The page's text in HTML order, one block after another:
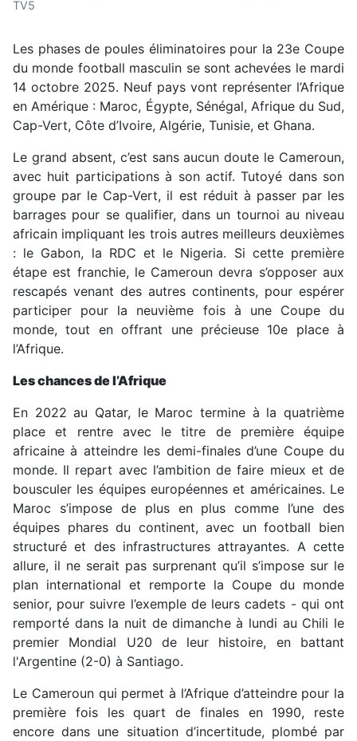
TV5
Les phases de poules éliminatoires pour la 23e Coupe
du monde football masculin se sont achevées le mardi
14 octobre 2025. Neuf pays vont représenter l’Afrique
en Amérique : Maroc, Égypte, Sénégal, Afrique du Sud,
Cap-Vert, Côte d’Ivoire, Algérie, Tunisie, et Ghana.
Le grand absent, c’est sans aucun doute le Cameroun,
avec huit participations à son actif. Tutoyé dans son
groupe par le Cap-Vert, il est réduit à passer par les
barrages pour se qualifier, dans un tournoi au niveau
africain impliquant les trois autres meilleurs deuxièmes
: le Gabon, la RDC et le Nigeria. Si cette première
étape est franchie, le Cameroun devra s’opposer aux
rescapés venant des autres continents, pour espérer
participer pour la neuvième fois à une Coupe du
monde, tout en offrant une précieuse 10e place à
l’Afrique.
Les chances de l’Afrique
En 2022 au Qatar, le Maroc termine à la quatrième
place et rentre avec le titre de première équipe
africaine à atteindre les demi-finales d’une Coupe du
monde. Il repart avec l’ambition de faire mieux et de
bousculer les équipes européennes et américaines. Le
Maroc s’impose de plus en plus comme l’une des
équipes phares du continent, avec un football bien
structuré et des infrastructures attrayantes. A cette
allure, il ne serait pas surprenant qu’il s’impose sur le
plan international et remporte la Coupe du monde
senior, pour suivre l’exemple de leurs cadets - qui ont
remporté dans la nuit de dimanche à lundi au Chili le
premier Mondial U20 de leur histoire, en battant
l'Argentine (2-0) à Santiago.
Le Cameroun qui permet à l’Afrique d’atteindre pour la
première fois les quart de finales en 1990, reste
encore dans une situation d’incertitude, plombé par